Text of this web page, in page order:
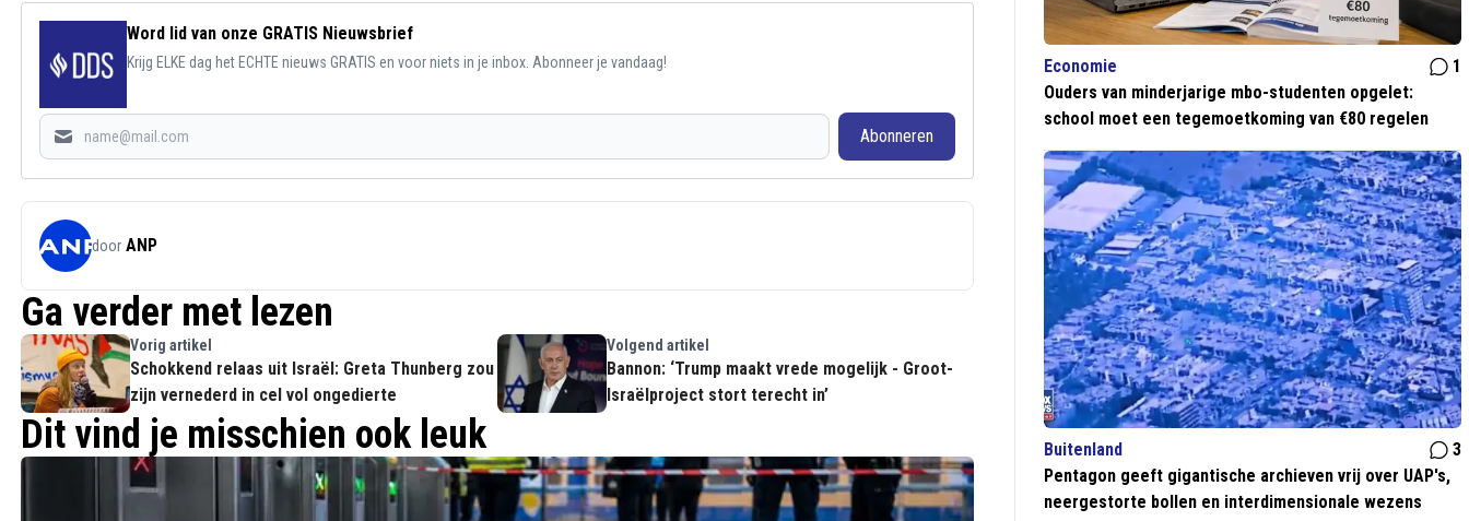
Word lid van onze GRATIS Nieuwsbrief
Krijg ELKE dag het ECHTE nieuws GRATIS en voor niets in je inbox. Abonneer je vandaag!
Abonneren
door ANP
Ga verder met lezen
Vorig artikel
Schokkend relaas uit Israël: Greta Thunberg zou
zijn vernederd in cel vol ongedierte
Volgend artikel
Bannon: ‘Trump maakt vrede mogelijk - Groot-
Israëlproject stort terecht in’
Dit vind je misschien ook leuk
Economie
1
Ouders van minderjarige mbo-studenten opgelet:
school moet een tegemoetkoming van €80 regelen
Buitenland
3
Pentagon geeft gigantische archieven vrij over UAP's,
neergestorte bollen en interdimensionale wezens